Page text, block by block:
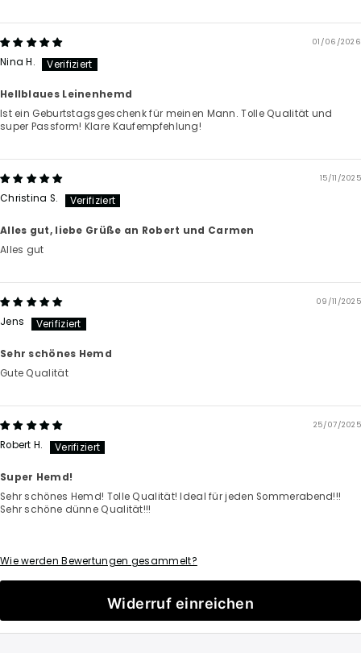
01/06/2026
Nina H.
Hellblaues Leinenhemd
Ist ein Geburtstagsgeschenk für meinen Mann. Tolle Qualität und
super Passform! Klare Kaufempfehlung!
15/11/2025
Christina S.
Alles gut, liebe Grüße an Robert und Carmen
Alles gut
09/11/2025
Jens
Sehr schönes Hemd
Gute Qualität
25/07/2025
Robert H.
Super Hemd!
Sehr schönes Hemd! Tolle Qualität! Ideal für jeden Sommerabend!!!
Sehr schöne dünne Qualität!!!
Wie werden Bewertungen gesammelt?
Widerruf einreichen